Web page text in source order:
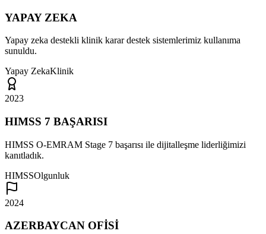
YAPAY ZEKA
Yapay zeka destekli klinik karar destek sistemlerimiz kullanıma
sunuldu.
Yapay ZekaKlinik
2023
HIMSS 7 BAŞARISI
HIMSS O-EMRAM Stage 7 başarısı ile dijitalleşme liderliğimizi
kanıtladık.
HIMSSOlgunluk
2024
AZERBAYCAN OFİSİ